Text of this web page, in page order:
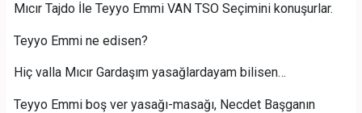
Mıcır Tajdo İle Teyyo Emmi VAN TSO Seçimini konuşurlar.
Teyyo Emmi ne edisen?
Hiç valla Mıcır Gardaşım yasağlardayam bilisen…
Teyyo Emmi boş ver yasağı-masağı, Necdet Başganın